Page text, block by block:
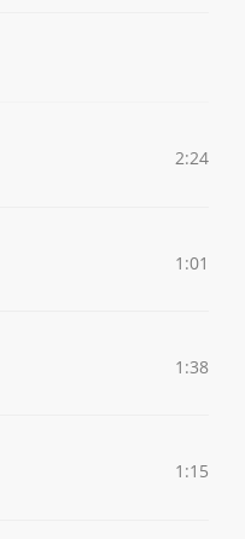
2:24
1:01
1:38
1:15